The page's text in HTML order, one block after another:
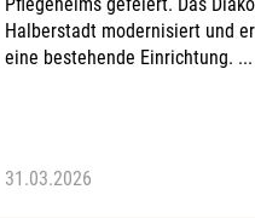
Halberstadt modernisiert und
eine bestehende Einrichtung. ...
31.03.2026